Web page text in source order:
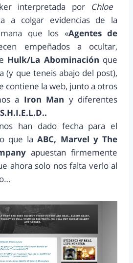
interpretada por Chloe
a colgar evidencias de la
que los «Agentes de
empeñados a ocultar,
Hulk/La Abominación que
(y que teneis abajo del post),
contiene la web, junto a otros
a Iron Man y diferentes
S.H.I.E.L.D..
han dado fecha para el
que laABC, Marvel y The
apuestan firmemente
ahora solo nos falta verlo al